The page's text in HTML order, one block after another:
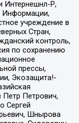
Интернешнл-Р,
Информации,
учреждение в
Стран,
контроль,
по сохранению
прессы,
Экозащита!-
Петрович,
Сергей
Шнырова